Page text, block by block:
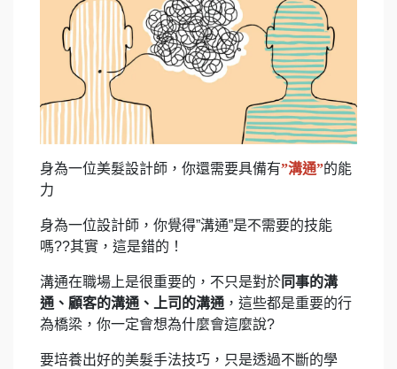
身為一位美髮設計師，你還需要具備有”溝通”的能
力
身為一位設計師，你覺得”溝通”是不需要的技能
嗎??其實，這是錯的！
溝通在職場上是很重要的，不只是對於同事的溝
通、顧客的溝通、上司的溝通 ，這些都是重要的行
為橋梁，你一定會想為什麼會這麼說?
要培養出好的美髮手法技巧，只是透過不斷的學